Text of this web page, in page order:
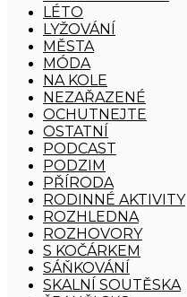
LÉTO
LYŽOVÁNÍ
MĚSTA
MÓDA
NA KOLE
NEZAŘAZENÉ
OCHUTNEJTE
OSTATNÍ
PODCAST
PODZIM
PŘÍRODA
RODINNÉ AKTIVITY
ROZHLEDNA
ROZHOVORY
S KOČÁRKEM
SÁŇKOVÁNÍ
SKALNÍ SOUTĚSKA